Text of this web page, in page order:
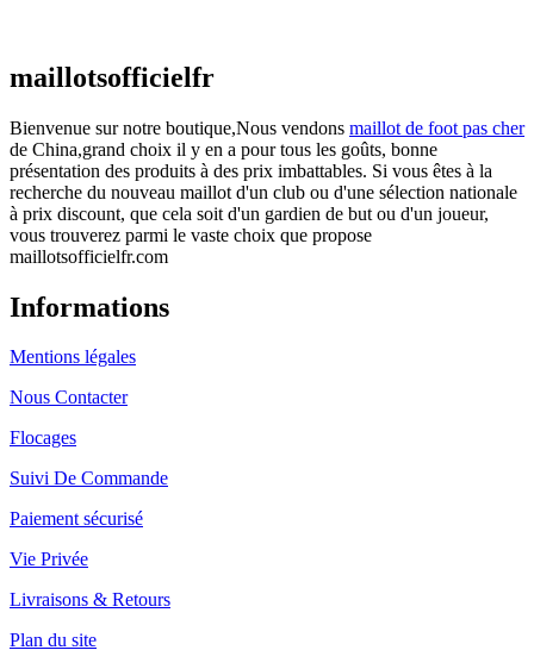
maillotsofficielfr
Bienvenue sur notre boutique,Nous vendons maillot de foot pas cher
de China,grand choix il y en a pour tous les goûts, bonne
présentation des produits à des prix imbattables. Si vous êtes à la
recherche du nouveau maillot d'un club ou d'une sélection nationale
à prix discount, que cela soit d'un gardien de but ou d'un joueur,
vous trouverez parmi le vaste choix que propose
maillotsofficielfr.com
Informations
Mentions légales
Nous Contacter
Flocages
Suivi De Commande
Paiement sécurisé
Vie Privée
Livraisons & Retours
Plan du site